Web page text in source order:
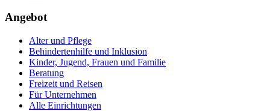
Angebot
Alter und Pflege
Behindertenhilfe und Inklusion
Kinder, Jugend, Frauen und Familie
Beratung
Freizeit und Reisen
Für Unternehmen
Alle Einrichtungen